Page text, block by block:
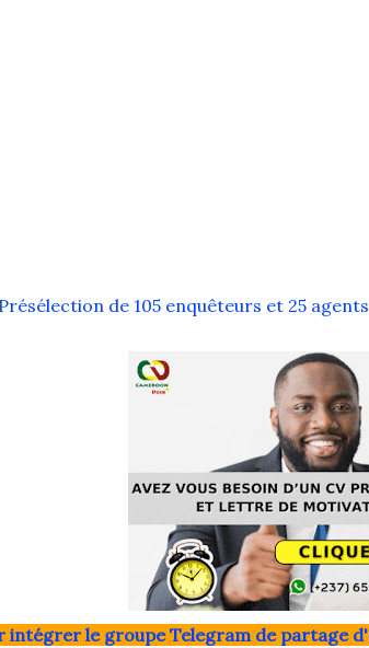
Présélection de 105 enquêteurs et 25
intégrer le groupe Telegram de partage